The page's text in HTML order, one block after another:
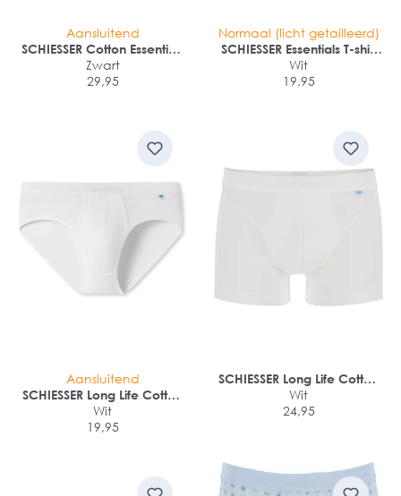
Aansluitend
SCHIESSER Cotton Essentials
supermini slips (3-pack)
Zwart
29,95
Normaal (licht getailleerd)
SCHIESSER Essentials T-shirt
(1-pack)
Wit
19,95
Aansluitend
SCHIESSER Long Life Cotton
midi-slip (1-pack)
Wit
19,95
SCHIESSER Long Life Cotton
shorts (1-pack)
Wit
24,95